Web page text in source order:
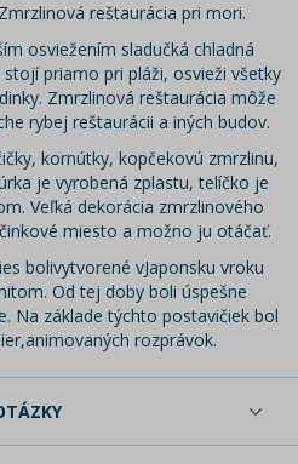
reštaurácia pri mori.
osviežením sladučká chladná
priamo pri pláži, osvieži všetky
Zmrzlinová reštaurácia môže
rybej reštaurácii a iných budov.
kornútky, kopčekovú zmrzlinu,
je vyrobená zplastu, telíčko je
Veľká dekorácia zmrzlinového
miesto a možno ju otáčať.
bolivytvorené vJaponsku vroku
Od tej doby boli úspešne
Na základe týchto postavičiek bol
rozprávok.